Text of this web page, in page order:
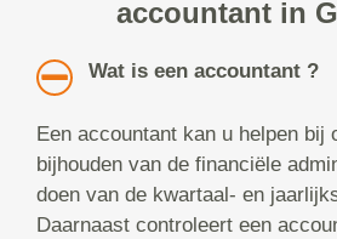
accountant in
Wat is een accountant ?
Een accountant kan u helpen bij
bijhouden van de financiële
doen van de kwartaal- en
Daarnaast controleert een